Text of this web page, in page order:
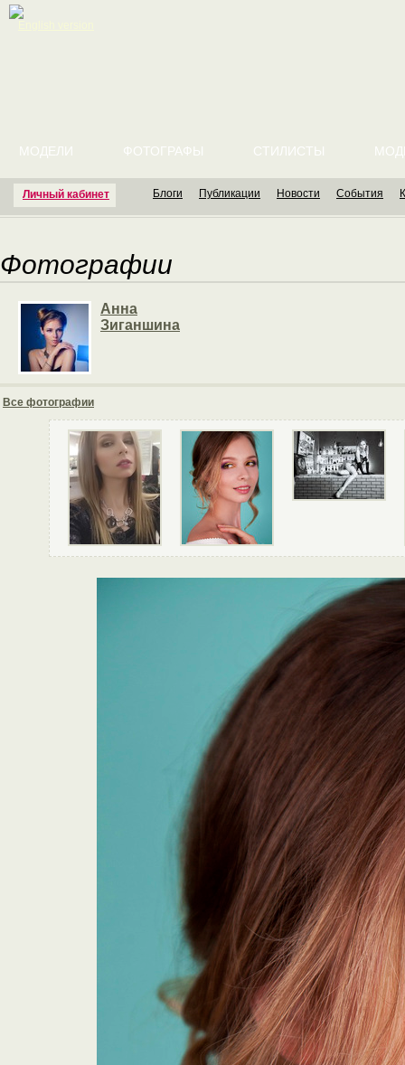
Личный кабинет
МОДЕЛИ ФОТОГРАФЫ СТИЛИСТЫ
Блоги Публикации Новости События
Фотографии
Анна
Зиганшина
Все фотографии